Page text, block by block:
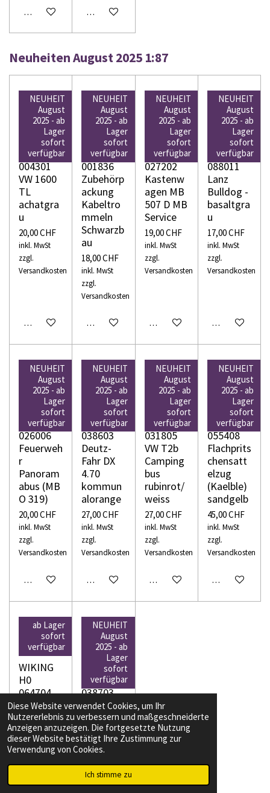
Diese Website verwendet Cookies, um Ihr
Nutzererlebnis zu verbessern und maßgeschneiderte
Anzeigen anzuzeigen. Die fortgesetzte Nutzung
dieser Website bestätigt Ihre Zustimmung zur
Verwendung von Cookies.
Ich stimme zu
In den WarenkorbIn den Warenkorb
Neuheiten August 2025 1:87
NEUHEIT
August
2025 - ab
Lager
sofort
verfügbar
WIKING
H0
004301
VW 1600
TL
achatgra
u
20,00 CHF
inkl. MwSt
zzgl.
Versandkosten
In den Warenkorb
NEUHEIT
August
2025 - ab
Lager
sofort
verfügbar
WIKING
H0
001836
Zubehörp
ackung
Kabeltro
mmeln
Schwarzb
au
18,00 CHF
inkl. MwSt
zzgl.
Versandkosten
In den Warenkorb
NEUHEIT
August
2025 - ab
Lager
sofort
verfügbar
WIKING
H0
027202
Kastenw
agen MB
507 D MB
Service
19,00 CHF
inkl. MwSt
zzgl.
Versandkosten
In den Warenkorb
NEUHEIT
August
2025 - ab
Lager
sofort
verfügbar
WIKING
H0
088011
Lanz
Bulldog -
basaltgra
u
17,00 CHF
inkl. MwSt
zzgl.
Versandkosten
In den
NEUHEIT
August
2025 - ab
Lager
sofort
verfügbar
WIKING
H0
026006
Feuerweh
r
Panoram
abus (MB
O 319)
20,00 CHF
inkl. MwSt
zzgl.
Versandkosten
In den Warenkorb
NEUHEIT
August
2025 - ab
Lager
sofort
verfügbar
WIKING
H0
038603
Deutz-
Fahr DX
4.70
kommun
alorange
27,00 CHF
inkl. MwSt
zzgl.
Versandkosten
In den Warenkorb
NEUHEIT
August
2025 - ab
Lager
sofort
verfügbar
WIKING
H0
031805
VW T2b
Camping
bus
rubinrot/
weiss
27,00 CHF
inkl. MwSt
zzgl.
Versandkosten
In den Warenkorb
NEUHEIT
August
2025 - ab
Lager
sofort
verfügbar
WIKING
H0
055408
Flachprits
chensatt
elzug
(Kaelble)
sandgelb
45,00 CHF
inkl. MwSt
zzgl.
Versandkosten
In den
ab Lager
sofort
verfügbar
WIKING
H0
064704
Unimog
mit
Bagger -
kommun
alorange
inkl. MwSt
NEUHEIT
August
2025 - ab
Lager
sofort
verfügbar
WIKING
H0
038703
Claas
Muldenki
pper
Carat 180
TD
24,00 CHF
inkl. MwSt